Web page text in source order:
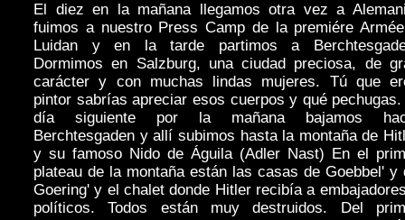
El diez en la mañana llegamos otra vez a
fuimos a nuestro Press Camp de la premiére
Luidan y en la tarde partimos a
Dormimos en Salzburg, una ciudad preciosa, de
carácter y con muchas lindas mujeres. Tú que
pintor sabrías apreciar esos cuerpos y qué pechugas.
día siguiente por la mañana bajamos
Berchtesgaden y allí subimos hasta la montaña de
y su famoso Nido de Águila (Adler Nast) En el
plateau de la montaña están las casas de Goebbel' y
Goering' y el chalet donde Hitler recibía a
políticos. Todos están muy destruidos. Del